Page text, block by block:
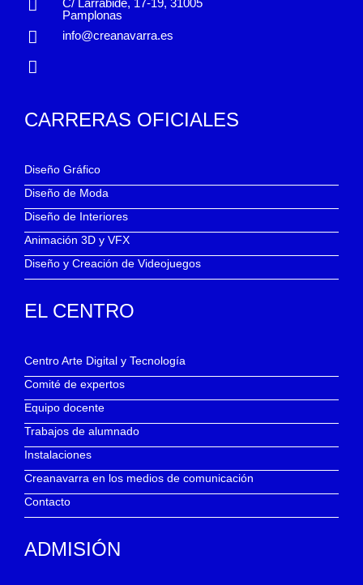
Pamplonas
info@creanavarra.es
CARRERAS OFICIALES
Diseño Gráfico
Diseño de Moda
Diseño de Interiores
Animación 3D y VFX
Diseño y Creación de Videojuegos
EL CENTRO
Centro Arte Digital y Tecnología
Comité de expertos
Equipo docente
Trabajos de alumnado
Instalaciones
Creanavarra en los medios de comunicación
Contacto
ADMISIÓN